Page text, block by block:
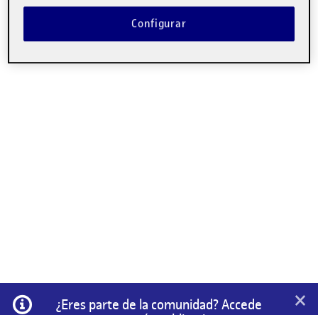
Información
¿Eres parte de la comunidad? Accede
×
Configurar